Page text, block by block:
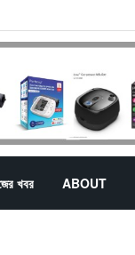
খবর ABOUT